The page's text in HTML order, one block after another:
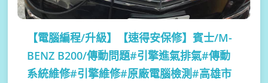
【電腦編程/升級】
【速得安保修】賓士/M-
BENZ B200/傳動問題#引擎進氣排氣#傳動
系統維修#引擎維修#原廠電腦檢測#高雄市